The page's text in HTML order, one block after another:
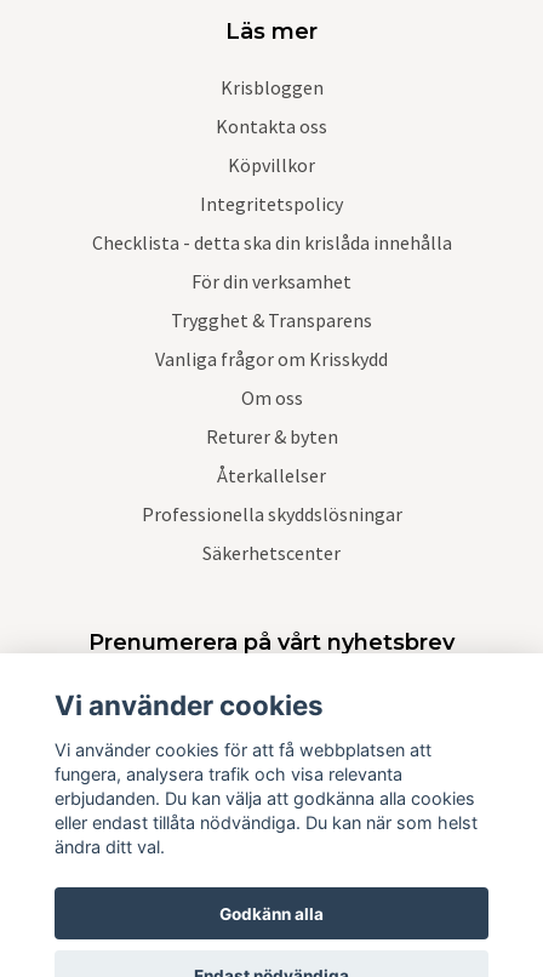
Läs mer
Krisbloggen
Kontakta oss
Köpvillkor
Integritetspolicy
Checklista - detta ska din krislåda innehålla
För din verksamhet
Trygghet & Transparens
Vanliga frågor om Krisskydd
Om oss
Returer & byten
Återkallelser
Professionella skyddslösningar
Säkerhetscenter
Prenumerera på vårt nyhetsbrev
Vi använder cookies
Vi använder cookies för att få webbplatsen att
fungera, analysera trafik och visa relevanta
erbjudanden. Du kan välja att godkänna alla cookies
eller endast tillåta nödvändiga. Du kan när som helst
ändra ditt val.
Godkänn alla